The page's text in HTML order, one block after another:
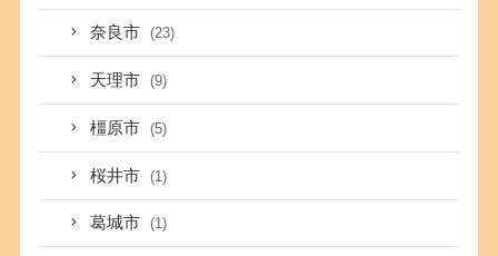
奈良市 (23)
天理市 (9)
橿原市 (5)
桜井市 (1)
葛城市 (1)